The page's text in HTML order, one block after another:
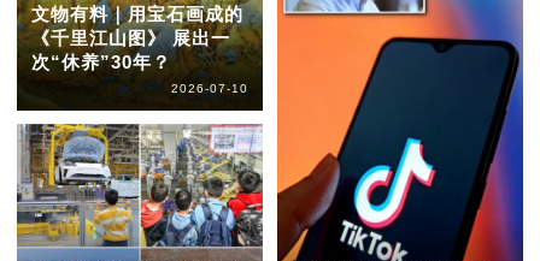
文物有料｜用宝石画成的
《千里江山图》 展出一
次“休养”30年？
2026-07-10